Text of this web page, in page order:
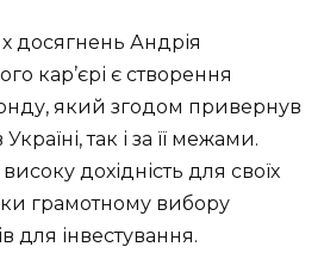
досягнень Андрія
кар’єрі є створення
який згодом привернув
так і за її межами.
дохідність для своїх
грамотному вибору
для інвестування.